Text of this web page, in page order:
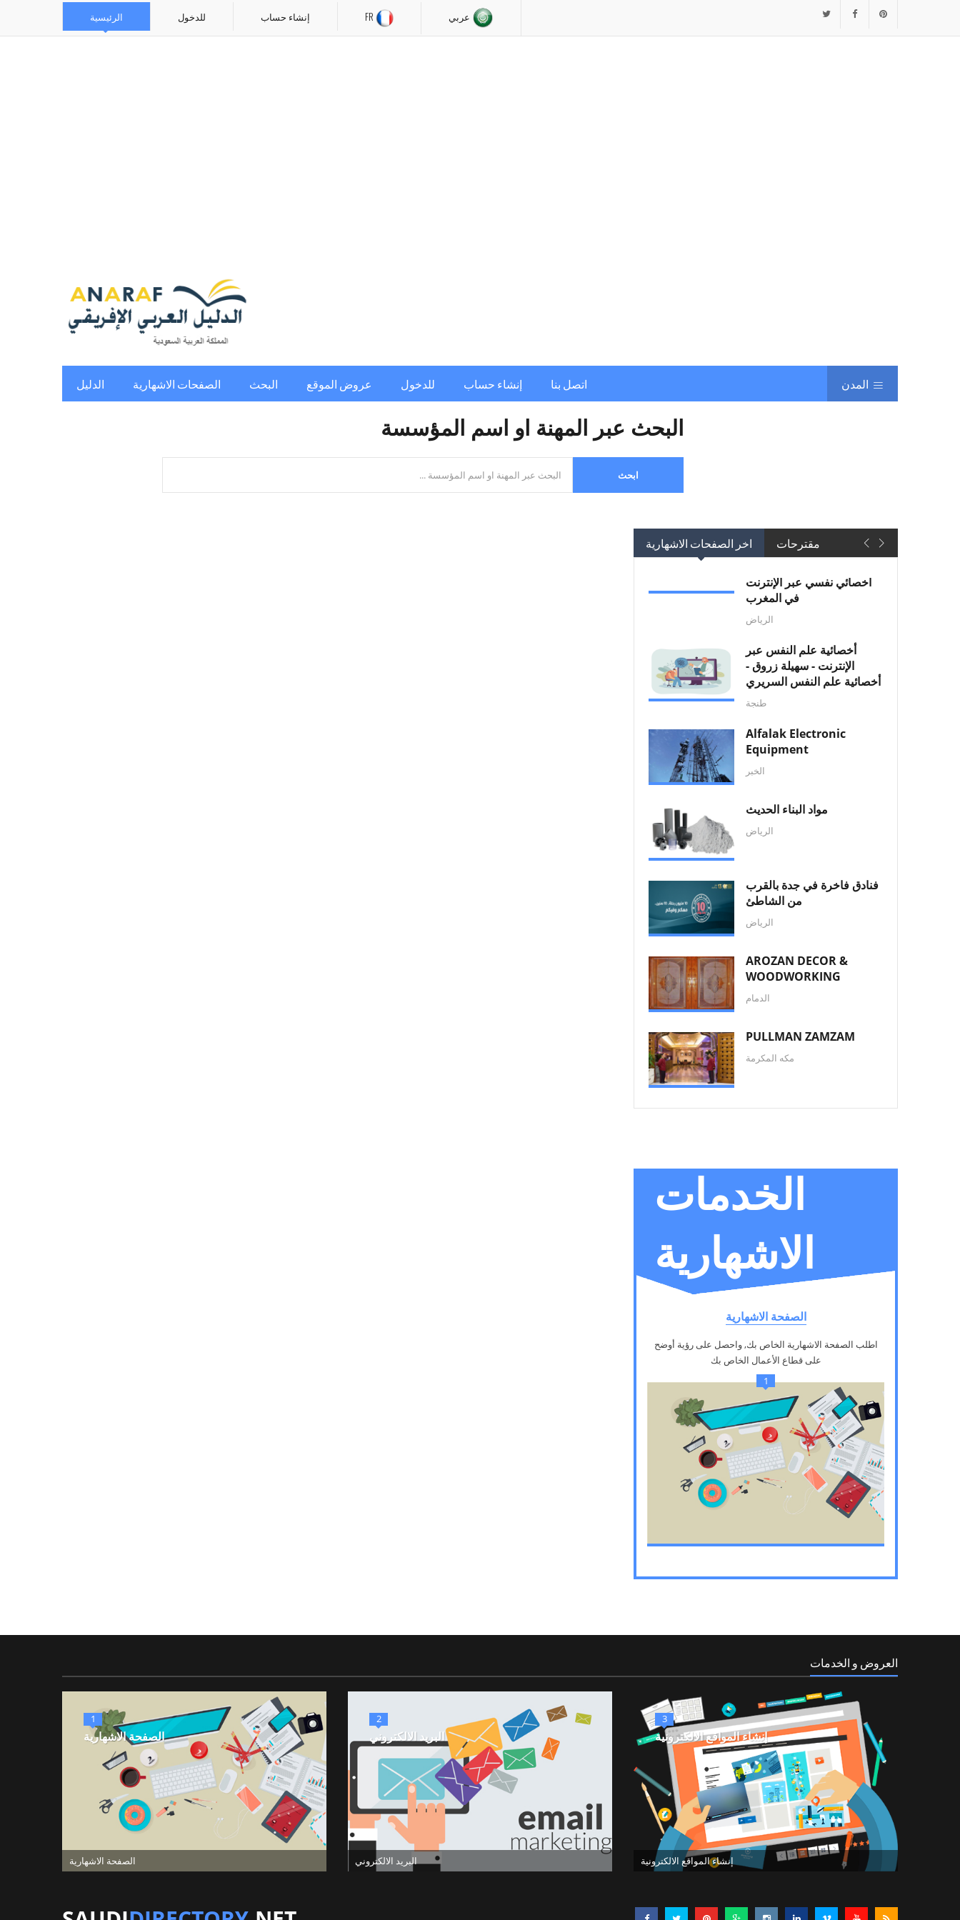
الرئيسية للدخول إنشاء حساب FR
الدليل الصفحات الاشهارية البحث عروض الموقع للدخول إنشاء حساب اتصل بنا المدن
البحث عبر المهنة او اسم المؤسسة
اخر الصفحات الاشهارية مقترحات
أخصائي نفسي عبر الإنترنت
في المغرب
الرياض
أخصائية علم النفس عبر
الإنترنت - سهيلة زروق -
أخصائية علم النفس السريري
طنجة
Alfalak Electronic
Equipment
الخبر
مواد البناء الحديث
الرياض
فنادق فاخرة في جدة بالقرب
من الشاطئ
الرياض
AROZAN DECOR &
WOODWORKING
الدمام
PULLMAN ZAMZAM
مكه المكرمة
الخدمات
الاشهارية
الصفحة الاشهارية
اطلب الصفحة الاشهارية الخاص بك, واحصل على رؤية أوضح
على قطاع الأعمال الخاص بك
1
العروض و الخدمات
1
الصفحة الاشهارية
الصفحة الاشهارية
2
البريد الالكتروني
البريد الالكتروني
3
إنشاء المواقع الالكترونية
إنشاء المواقع الالكترونية